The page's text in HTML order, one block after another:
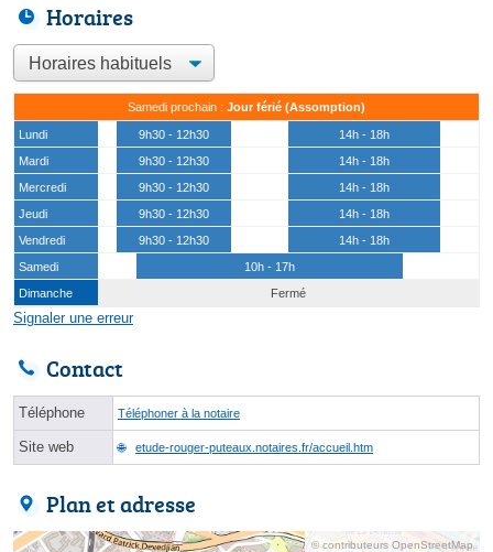
Horaires
Samedi prochain : Jour férié (Assomption)
Lundi 9h30 - 12h30
14h - 18h
Mardi
9h30 - 12h30
14h - 18h
Mercredi
9h30 - 12h30
14h - 18h
Jeudi
9h30 - 12h30
14h - 18h
Vendredi
9h30 - 12h30
14h - 18h
Samedi
10h - 17h
Dimanche
Fermé
Signaler une erreur
Contact
Téléphone Téléphoner à la notaire
Site web etude-rouger-puteaux.notaires.fr/accueil.htm
Plan et adresse
© contributeurs OpenStreetMap